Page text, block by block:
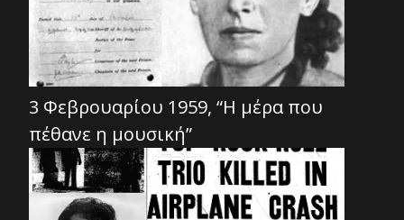
3 Φεβρουαρίου 1959, “Η μέρα που
πέθανε η μουσική”